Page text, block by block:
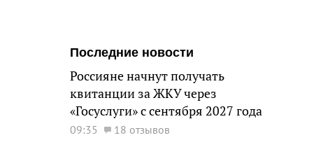
Последние новости
Россияне начнут получать
квитанции за ЖКУ через
«Госуслуги» с сентября 2027 года
09:35 18 отзывов